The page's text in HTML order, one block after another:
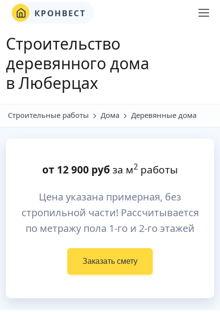
КРОНВЕСТ
Строительство
деревянного дома
в Люберцах
Строительные работы Дома Деревянные дома
от 12 900 руб за м2 работы
Цена указана примерная, без
стропильной части! Рассчитывается
по метражу пола 1-го и 2-го этажей
Заказать смету